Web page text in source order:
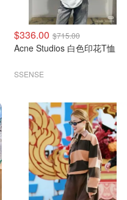
$336.00 $715.00
Acne Studios 白色印花T恤
SSENSE